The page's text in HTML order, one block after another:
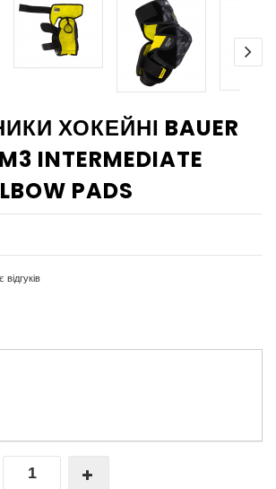
ХОКЕЙНІ BAUER
INTERMEDIATE
PADS
відгуків